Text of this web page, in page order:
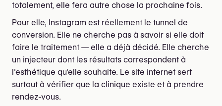
totalement, elle fera autre chose la prochaine fois.
Pour elle, Instagram est réellement le tunnel de
conversion. Elle ne cherche pas à savoir si elle doit
faire le traitement — elle a déjà décidé. Elle cherche
un injecteur dont les résultats correspondent à
l'esthétique qu'elle souhaite. Le site internet sert
surtout à vérifier que la clinique existe et à prendre
rendez-vous.